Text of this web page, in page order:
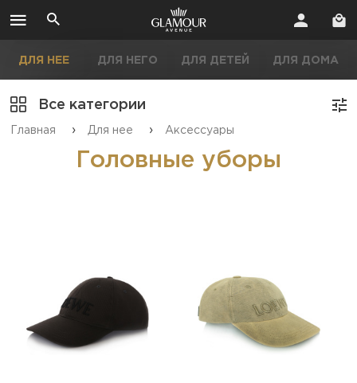
ДЛЯ НЕЕ ДЛЯ НЕГО ДЛЯ ДЕТЕЙ ДЛЯ ДОМА
Все категории
Главная › Для нее › Аксессуары
Головные уборы